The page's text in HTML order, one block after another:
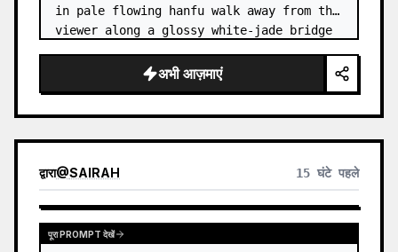
in pale flowing hanfu walk away from the
viewer along a glossy white-jade bridge
rising from a mirror-still l…
अभी आज़माएं
द्वारा@SAIRAH 15 घंटे पहले
पूरा PROMPT देखें